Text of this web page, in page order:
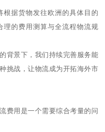
据货物发往欧洲的具体目的
的费用测算与全流程物流规
背景下，我们持续完善服务能
挑战，让物流成为开拓海外市
费用是一个需要综合考量的问